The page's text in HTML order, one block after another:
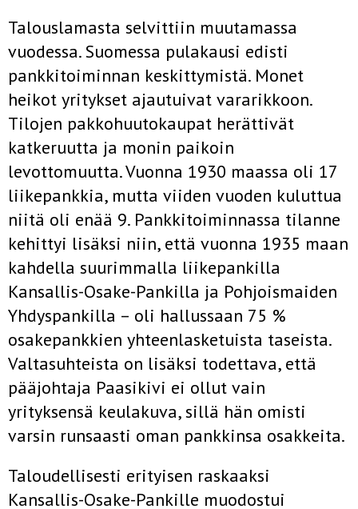
Talouslamasta selvittiin muutamassa
vuodessa. Suomessa pulakausi edisti
pankkitoiminnan keskittymistä. Monet
heikot yritykset ajautuivat vararikkoon.
Tilojen pakkohuutokaupat herättivät
katkeruutta ja monin paikoin
levottomuutta. Vuonna 1930 maassa oli 17
liikepankkia, mutta viiden vuoden kuluttua
niitä oli enää 9. Pankkitoiminnassa tilanne
kehittyi lisäksi niin, että vuonna 1935 maan
kahdella suurimmalla liikepankilla
Kansallis-Osake-Pankilla ja Pohjoismaiden
Yhdyspankilla – oli hallussaan 75 %
osakepankkien yhteenlasketuista taseista.
Valtasuhteista on lisäksi todettava, että
pääjohtaja Paasikivi ei ollut vain
yrityksensä keulakuva, sillä hän omisti
varsin runsaasti oman pankkinsa osakkeita.
Taloudellisesti erityisen raskaaksi
Kansallis-Osake-Pankille muodostui